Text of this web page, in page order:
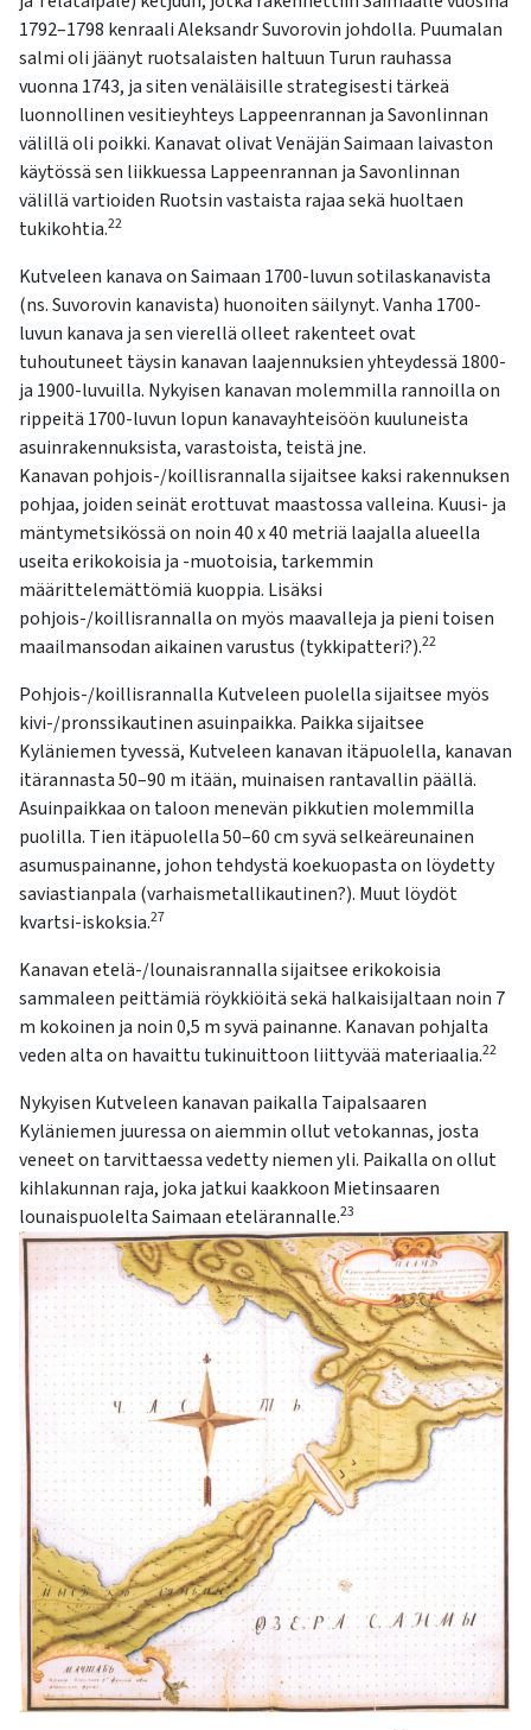
1792–1798 kenraali Aleksandr Suvorovin johdolla. Puumalan
salmi oli jäänyt ruotsalaisten haltuun Turun rauhassa
vuonna 1743, ja siten venäläisille strategisesti tärkeä
luonnollinen vesitieyhteys Lappeenrannan ja Savonlinnan
välillä oli poikki. Kanavat olivat Venäjän Saimaan laivaston
käytössä sen liikkuessa Lappeenrannan ja Savonlinnan
välillä vartioiden Ruotsin vastaista rajaa sekä huoltaen
tukikohtia.22
Kutveleen kanava on Saimaan 1700-luvun sotilaskanavista
(ns. Suvorovin kanavista) huonoiten säilynyt. Vanha 1700-
luvun kanava ja sen vierellä olleet rakenteet ovat
tuhoutuneet täysin kanavan laajennuksien yhteydessä 1800-
ja 1900-luvuilla. Nykyisen kanavan molemmilla rannoilla on
rippeitä 1700-luvun lopun kanavayhteisöön kuuluneista
asuinrakennuksista, varastoista, teistä jne.
Kanavan pohjois-/koillisrannalla sijaitsee kaksi rakennuksen
pohjaa, joiden seinät erottuvat maastossa valleina. Kuusi- ja
mäntymetsikössä on noin 40 x 40 metriä laajalla alueella
useita erikokoisia ja -muotoisia, tarkemmin
määrittelemättömiä kuoppia. Lisäksi
pohjois-/koillisrannalla on myös maavalleja ja pieni toisen
maailmansodan aikainen varustus (tykkipatteri?).22
Pohjois-/koillisrannalla Kutveleen puolella sijaitsee myös
kivi-/pronssikautinen asuinpaikka. Paikka sijaitsee
Kyläniemen tyvessä, Kutveleen kanavan itäpuolella, kanavan
itärannasta 50–90 m itään, muinaisen rantavallin päällä.
Asuinpaikkaa on taloon menevän pikkutien molemmilla
puolilla. Tien itäpuolella 50–60 cm syvä selkeäreunainen
asumuspainanne, johon tehdystä koekuopasta on löydetty
saviastianpala (varhaismetallikautinen?). Muut löydöt
kvartsi-iskoksia.27
Kanavan etelä-/lounaisrannalla sijaitsee erikokoisia
sammaleen peittämiä röykkiöitä sekä halkaisijaltaan noin 7
m kokoinen ja noin 0,5 m syvä painanne. Kanavan pohjalta
veden alta on havaittu tukinuittoon liittyvää materiaalia.22
Nykyisen Kutveleen kanavan paikalla Taipalsaaren
Kyläniemen juuressa on aiemmin ollut vetokannas, josta
veneet on tarvittaessa vedetty niemen yli. Paikalla on ollut
kihlakunnan raja, joka jatkui kaakkoon Mietinsaaren
lounaispuolelta Saimaan etelärannalle.23